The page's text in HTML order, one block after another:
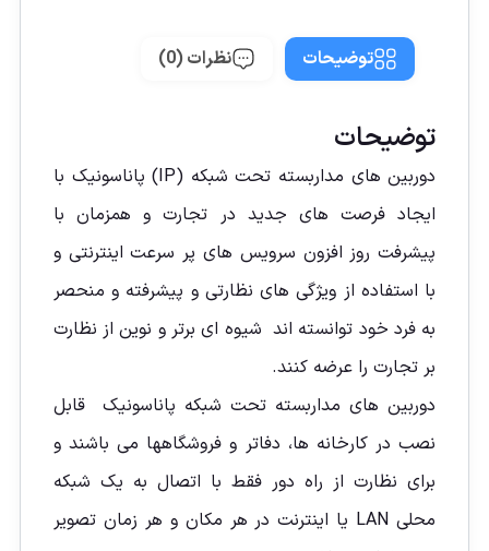
توضیحات نظرات (0)
توضیحات
دوربین های مداربسته تحت شبکه (IP) پاناسونیک با
ایجاد فرصت های جدید در تجارت و همزمان با
پیشرفت روز افزون سرویس های پر سرعت اینترنتی و
با استفاده از ویژگی های نظارتی و پیشرفته و منحصر
به فرد خود توانسته اند شیوه ای برتر و نوین از نظارت
بر تجارت را عرضه کنند.
دوربین های مداربسته تحت شبکه پاناسونیک قابل
نصب در کارخانه ها، دفاتر و فروشگاهها می باشند و
برای نظارت از راه دور فقط با اتصال به یک شبکه
محلی LAN یا اینترنت در هر مکان و هر زمان تصویر